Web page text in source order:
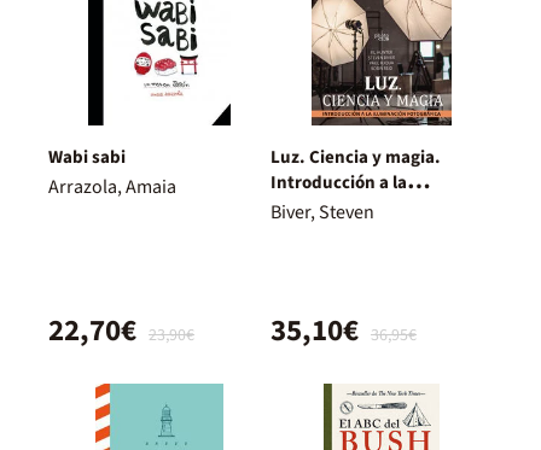
Wabi sabi
Arrazola, Amaia
23,90€
22,70€
Luz. Ciencia y magia.
Introducción a la
iluminación fotográfica
Biver, Steven
36,95€
35,10€